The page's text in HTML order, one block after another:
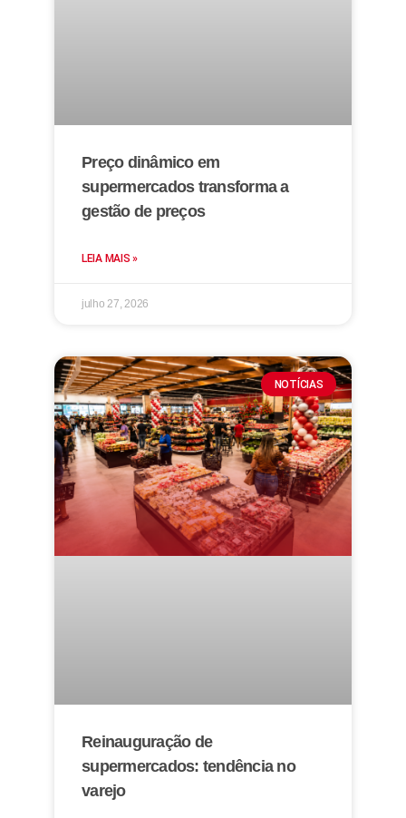
Preço dinâmico em
supermercados transforma a
gestão de preços
LEIA MAIS »
julho 27, 2026
NOTÍCIAS
Reinauguração de
supermercados: tendência no
varejo